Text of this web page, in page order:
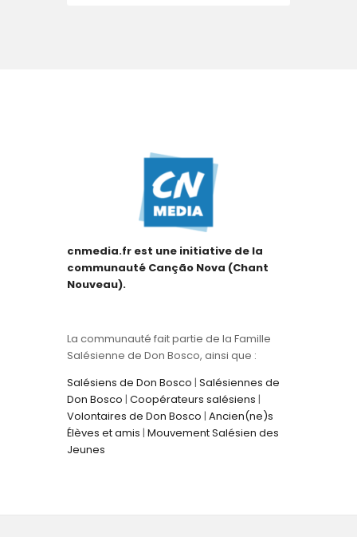
cnmedia.fr est une initiative de la
communauté Canção Nova (Chant
Nouveau).
La communauté fait partie de la Famille
Salésienne de Don Bosco, ainsi que :
Salésiens de Don Bosco | Salésiennes de
Don Bosco | Coopérateurs salésiens |
Volontaires de Don Bosco | Ancien(ne)s
Élèves et amis | Mouvement Salésien des
Jeunes